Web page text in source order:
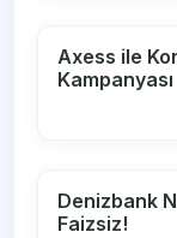
Axess ile
Kampanyası
Denizbank
Faizsiz!